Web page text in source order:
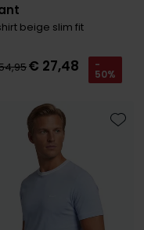
beige slim fit
€ 27,48 -
50%
aan favorieten